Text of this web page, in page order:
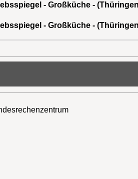
- Großküche -
- Großküche -